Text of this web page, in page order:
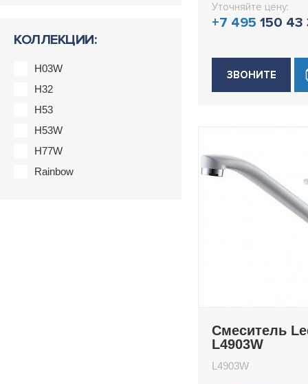
КОЛЛЕКЦИИ:
H03W
H32
H53
H53W
H77W
Rainbow
Уточняйте цену:
+7 495 150 43
ЗВОНИТЕ
Смеситель
L4903W
L4903W